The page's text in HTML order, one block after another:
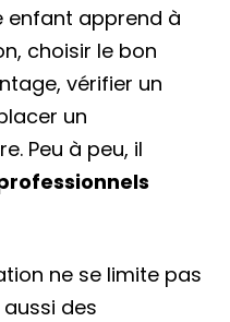
enfant apprend à
choisir le bon
vérifier un
un
Peu à peu, il
ne se limite pas
des